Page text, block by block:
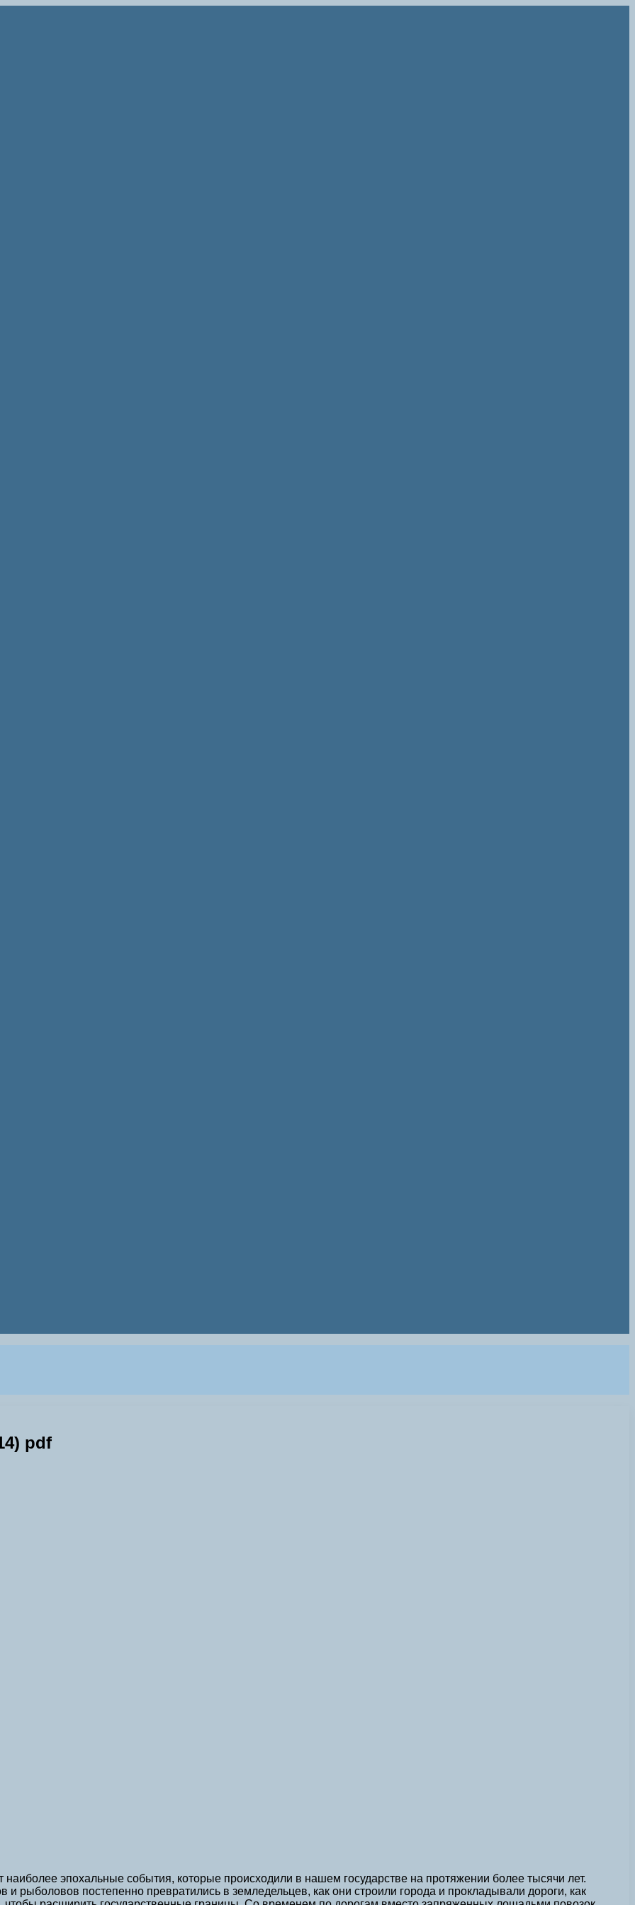
pdf
эпохальные события, которые происходили в нашем государстве на протяжении более тысячи лет.
и рыболовов постепенно превратились в земледельцев, как они строили города и прокладывали дороги, как